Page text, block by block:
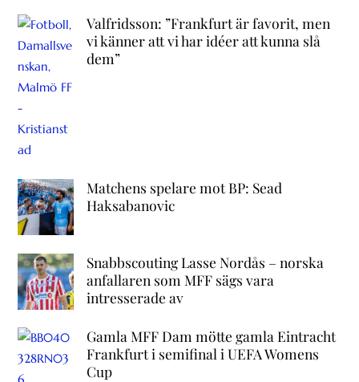
Valfridsson: ”Frankfurt är favorit, men
vi känner att vi har idéer att kunna slå
dem”
Matchens spelare mot BP: Sead
Haksabanovic
Snabbscouting Lasse Nordås – norska
anfallaren som MFF sägs vara
intresserade av
Gamla MFF Dam mötte gamla Eintracht
Frankfurt i semifinal i UEFA Womens
Cup